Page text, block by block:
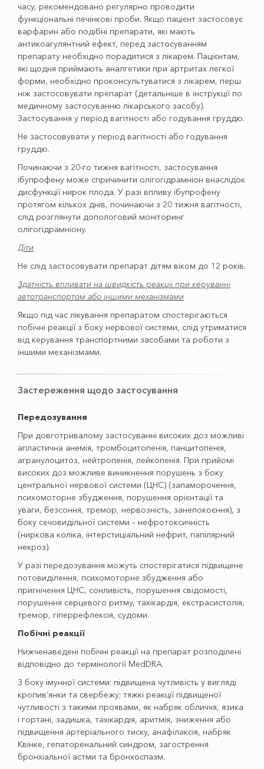
часу, рекомендовано регулярно проводити
функціональні печінкові проби. Якщо пацієнт застосовує
варфарин або подібні препарати, які мають
антикоагулянтний ефект, перед застосуванням
препарату необхідно порадитися з лікарем. Пацієнтам,
які щодня приймають аналгетики при артритах легкої
форми, необхідно проконсультуватися з лікарем, перш
ніж застосовувати препарат (детальніше в інструкції по
медичному застосуванню лікарського засобу).
Застосування у період вагітності або годування груддю.
Не застосовувати у період вагітності або годування
груддю.
Починаючи з 20-го тижня вагітності, застосування
ібупрофену може спричинити олігогідрамніон внаслідок
дисфункції нирок плода. У разі впливу ібупрофену
протягом кількох днів, починаючи з 20 тижня вагітності,
слід розглянути допологовий моніторинг
олігогідрамніону.
Діти
Не слід застосовувати препарат дітям віком до 12 років.
Здатність впливати на швидкість реакції при керуванні
автотранспортом або іншими механізмами
Якщо під час лікування препаратом спостерігаються
побічні реакції з боку нервової системи, слід утриматися
від керування транспортними засобами та роботи з
іншими механізмами.
Застереження щодо застосування
Передозування
При довготривалому застосуванні високих доз можливі
апластична анемія, тромбоцитопенія, панцитопенія,
агранулоцитоз, нейтропенія, лейкопенія. При прийомі
високих доз можливе виникнення порушень з боку
центральної нервової системи (ЦНС) (запаморочення,
психомоторне збудження, порушення орієнтації та
уваги, безсоння, тремор, нервозність, занепокоєння), з
боку сечовидільної системи – нефротоксичність
(ниркова коліка, інтерстиціальний нефрит, папілярний
некроз).
У разі передозування можуть спостерігатися підвищене
потовиділення, психомоторне збудження або
пригнічення ЦНС, сонливість, порушення свідомості,
порушення серцевого ритму, тахікардія, екстрасистолія,
тремор, гіперрефлексія, судоми.
Побічні реакції
Нижченаведені побічні реакції на препарат розподілені
відповідно до термінології MedDRA.
З боку імунної системи: підвищена чутливість у вигляді
кропив’янки та свербежу; тяжкі реакції підвищеної
чутливості з такими проявами, як набряк обличчя, язика
і гортані, задишка, тахікардія, аритмія, зниження або
підвищення артеріального тиску, анафілаксія, набряк
Квінке, гепаторенальний синдром, загострення
бронхіальної астми та бронхоспазм.